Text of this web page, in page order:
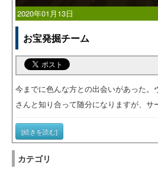
2020年01月13日
お宝発掘チーム
今までに色んな方との出会いがあった。
さんと知り合って随分になりますが、
[続きを読む]
カテゴリ